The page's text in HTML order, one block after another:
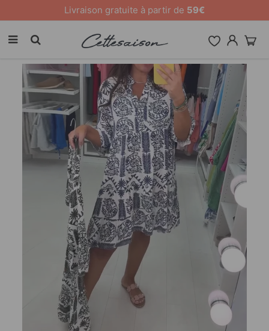
Livraison gratuite à partir de 59€